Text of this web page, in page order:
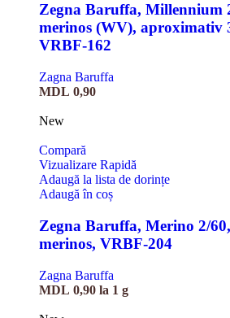
Zegna Baruffa, Millennium
merinos (WV), aproximativ
VRBF-162
Zagna Baruffa
MDL 0,90
New
Compară
Vizualizare Rapidă
Adaugă la lista de dorințe
Adaugă în coș
Zegna Baruffa, Merino 2/
merinos, VRBF-204
Zagna Baruffa
MDL 0,90 la 1 g